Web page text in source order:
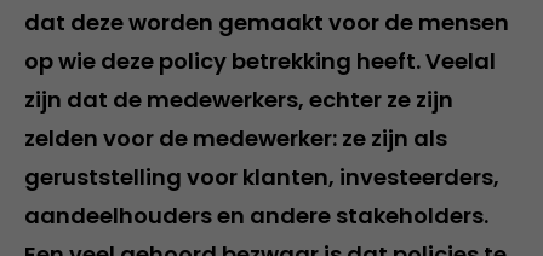
dat deze worden gemaakt voor de mensen
op wie deze policy betrekking heeft. Veelal
zijn dat de medewerkers, echter ze zijn
zelden voor de medewerker: ze zijn als
geruststelling voor klanten, investeerders,
aandeelhouders en andere stakeholders.